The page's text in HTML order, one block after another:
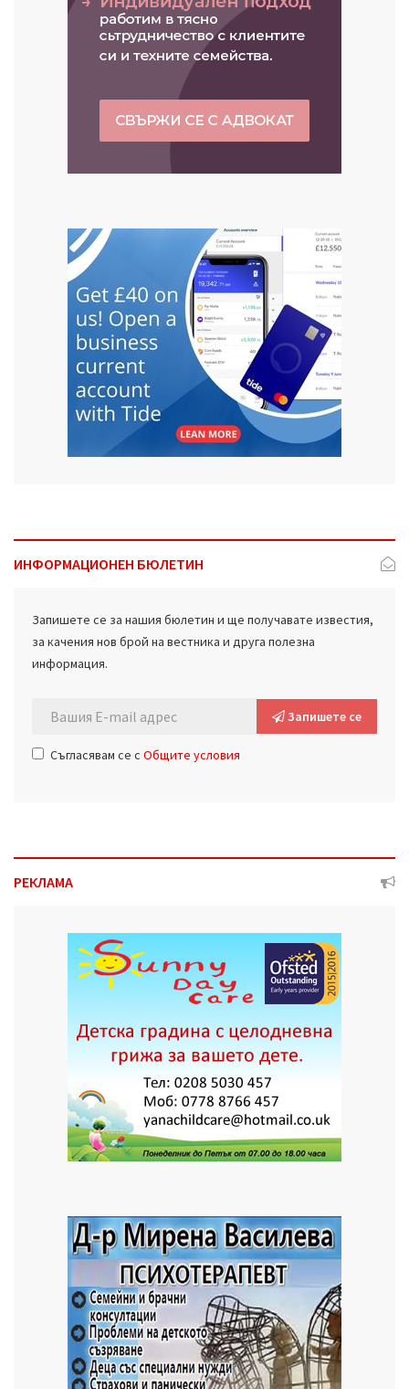
ИНФОРМАЦИОНЕН БЮЛЕТИН
Запишете се за нашия бюлетин и ще получавате известия,
за качения нов брой на вестника и друга полезна
информация.
Запишете се
Съгласявам се с Общите условия
РЕКЛАМА